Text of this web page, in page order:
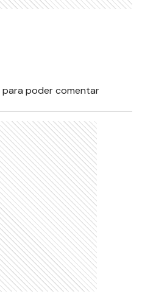
para poder comentar